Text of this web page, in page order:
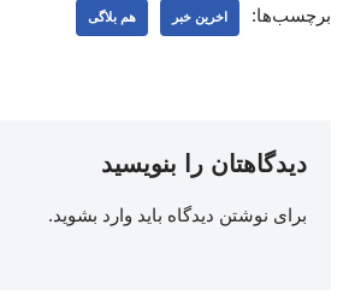
برچسب‌ها: اخرین خبر هم بلاگی
دیدگاهتان را بنویسید
برای نوشتن دیدگاه باید وارد بشوید.